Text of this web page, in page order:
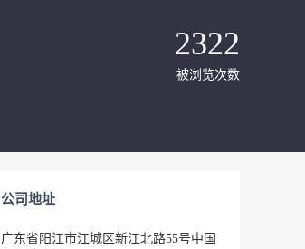
2322
被浏览次数
公司地址
广东省阳江市江城区新江北路55号中国